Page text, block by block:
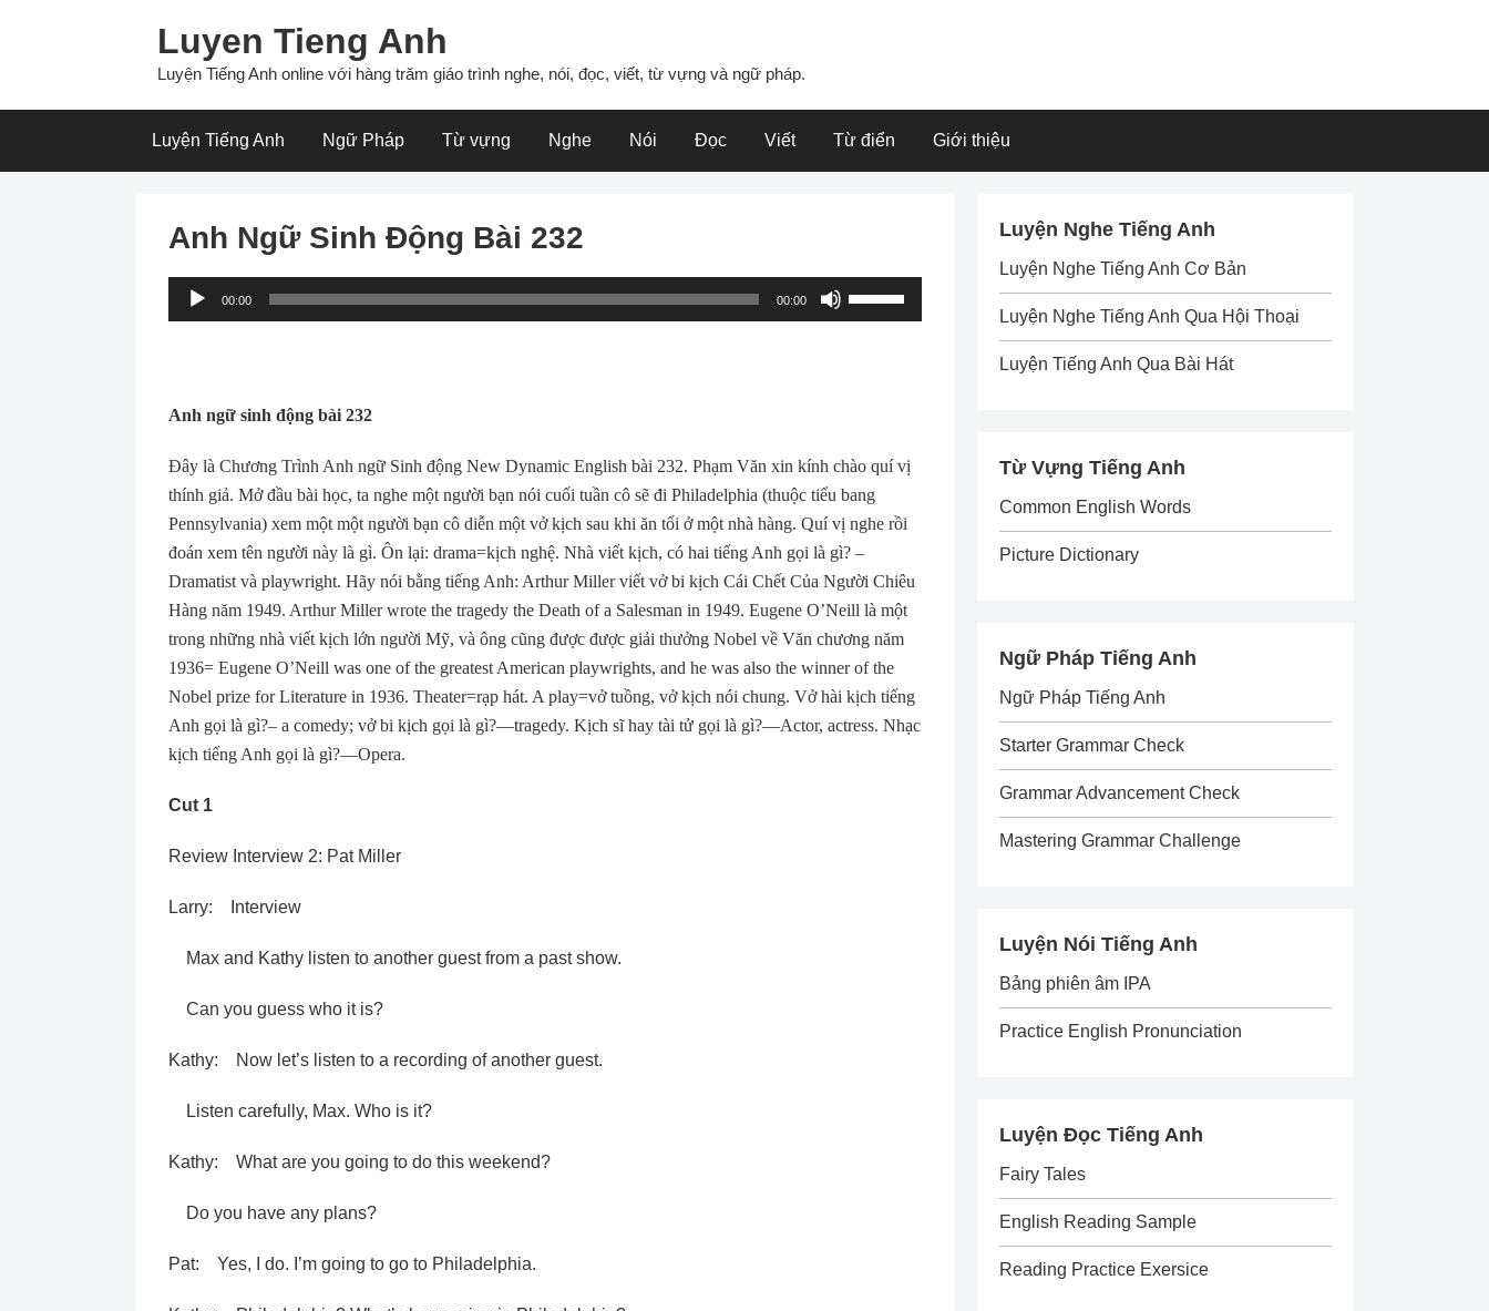
Luyen Tieng Anh
Luyện Tiếng Anh online với hàng trăm giáo trình nghe, nói, đọc, viết, từ vựng và ngữ pháp.
Luyện Tiếng Anh Ngữ Pháp Từ vựng Nghe Nói Đọc Viết Từ điển Giới thiệu
Anh Ngữ Sinh Động Bài 232
Audio
Player
00:00 00:00
Up/Down
or
decrease
volume.
Anh ngữ sinh động bài 232
Ðây là Chương Trình Anh ngữ Sinh động New Dynamic English bài 232. Phạm Văn xin kính chào quí vị
thính giả. Mở đầu bài học, ta nghe một người bạn nói cuối tuần cô sẽ đi Philadelphia (thuộc tiểu bang
Pennsylvania) xem một một người bạn cô diễn một vở kịch sau khi ăn tối ở một nhà hàng. Quí vị nghe rồi
đoán xem tên người này là gì. Ôn lại: drama=kịch nghệ. Nhà viết kịch, có hai tiếng Anh gọi là gì? –
Dramatist và playwright. Hãy nói bằng tiếng Anh: Arthur Miller viết vở bi kịch Cái Chết Của Người Chiêu
Hàng năm 1949. Arthur Miller wrote the tragedy the Death of a Salesman in 1949. Eugene O’Neill là một
trong những nhà viết kịch lớn người Mỹ, và ông cũng được được giải thưởng Nobel về Văn chương năm
1936= Eugene O’Neill was one of the greatest American playwrights, and he was also the winner of the
Nobel prize for Literature in 1936. Theater=rạp hát. A play=vở tuồng, vở kịch nói chung. Vở hài kịch tiếng
Anh gọi là gì?– a comedy; vở bi kịch gọi là gì?—tragedy. Kịch sĩ hay tài tử gọi là gì?—Actor, actress. Nhạc
kịch tiếng Anh gọi là gì?—Opera.
Cut 1
Review Interview 2: Pat Miller
Larry: Interview
Max and Kathy listen to another guest from a past show.
Can you guess who it is?
Kathy: Now let’s listen to a recording of another guest.
Listen carefully, Max. Who is it?
Kathy: What are you going to do this weekend?
Do you have any plans?
Pat: Yes, I do. I’m going to go to Philadelphia.
Luyện Nghe Tiếng Anh
Luyện Nghe Tiếng Anh Cơ Bản
Luyện Nghe Tiếng Anh Qua Hội Thoại
Luyện Tiếng Anh Qua Bài Hát
Từ Vựng Tiếng Anh
Common English Words
Picture Dictionary
Ngữ Pháp Tiếng Anh
Ngữ Pháp Tiếng Anh
Starter Grammar Check
Grammar Advancement Check
Mastering Grammar Challenge
Luyện Nói Tiếng Anh
Bảng phiên âm IPA
Practice English Pronunciation
Luyện Đọc Tiếng Anh
Fairy Tales
English Reading Sample
Reading Practice Exersice